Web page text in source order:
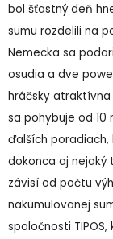
bol šťastný deň
sumu rozdelili na
Nemecka sa
osudia a dve
hráčsky
sa pohybuje od 10
ďalších poradiach,
dokonca aj nejaký
závisí od počtu
nakumulovanej
spoločnosti